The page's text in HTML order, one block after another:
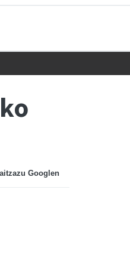
Googlen